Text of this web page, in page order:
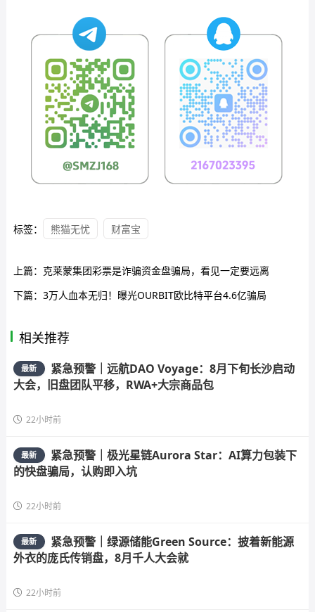
标签： 熊猫无忧 财富宝
上篇： 克莱蒙集团彩票是诈骗资金盘骗局，看见一定要远离
下篇： 3万人血本无归！曝光OURBIT欧比特平台4.6亿骗局
相关推荐
最新
紧急预警｜远航DAO Voyage：8月下旬长沙启动
大会，旧盘团队平移，RWA+大宗商品包
22小时前
最新
紧急预警｜极光星链Aurora Star：AI算力包装下
的快盘骗局，认购即入坑
22小时前
最新
紧急预警｜绿源储能Green Source：披着新能源
外衣的庞氏传销盘，8月千人大会就
22小时前